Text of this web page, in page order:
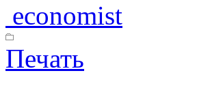
economist
Печать